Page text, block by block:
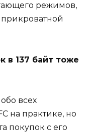
режимов,
прикроватной
в 137 байт тоже
всех
на практике, но
покупок с его